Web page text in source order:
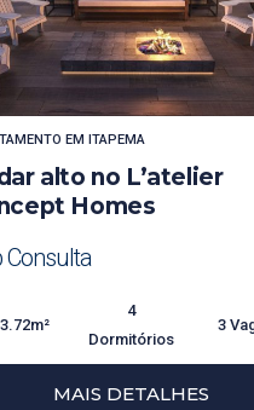
EM ITAPEMA
alto no L’atelier
Homes
Consulta
4
Dormitórios
3
MAIS DETALHES